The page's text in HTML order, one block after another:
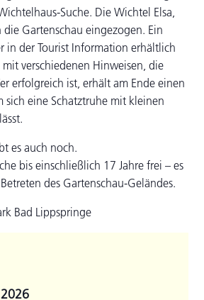
Suche. Die Wichtel Elsa,
Gartenschau eingezogen. Ein
in der Tourist Information erhältlich
verschiedenen Hinweisen, die
erfolgreich ist, erhält am Ende einen
sich eine Schatztruhe mit kleinen
es auch noch.
bis einschließlich 17 Jahre frei – es
des Gartenschau-Geländes.
Bad Lippspringe